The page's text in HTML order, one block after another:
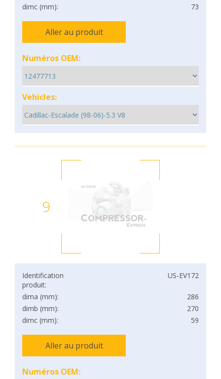
dimc (mm):
73
Aller au produit
Numéros OEM:
Vehicles:
9
Identification
produit:
US-EV172
dima (mm):
286
dimb (mm):
270
dimc (mm):
59
Aller au produit
Numéros OEM: